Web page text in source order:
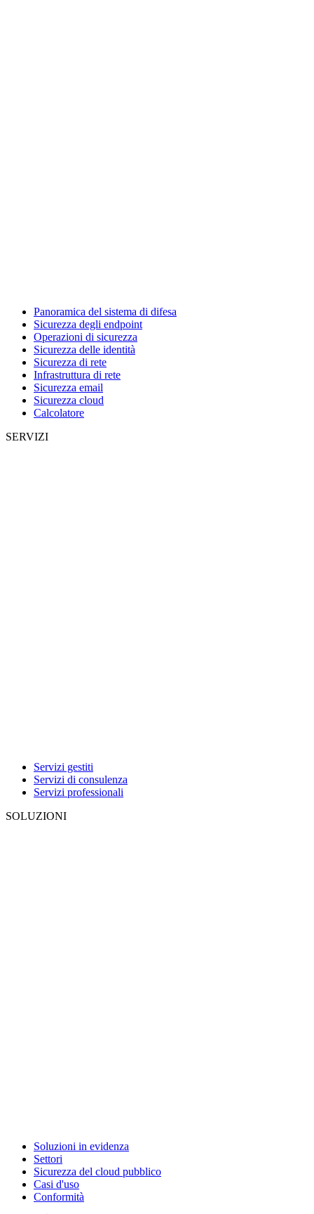
Panoramica del sistema di difesa
Sicurezza degli endpoint
Operazioni di sicurezza
Sicurezza delle identità
Sicurezza di rete
Infrastruttura di rete
Sicurezza email
Sicurezza cloud
Calcolatore
SERVIZI
Servizi gestiti
Servizi di consulenza
Servizi professionali
SOLUZIONI
Soluzioni in evidenza
Settori
Sicurezza del cloud pubblico
Casi d'uso
Conformità